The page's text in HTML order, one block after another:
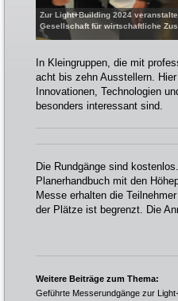
Zur Light+Building 2024
Gesellschaft für wirtschaftliche
In Kleingruppen, die mit
acht bis zehn Ausstellern.
Innovationen, Technologien
besonders interessant sind.
Die Rundgänge sind
Planerhandbuch mit den
Messe erhalten die
der Plätze ist begrenzt. Die
Weitere Beiträge zum Thema:
Geführte Messerundgänge zur